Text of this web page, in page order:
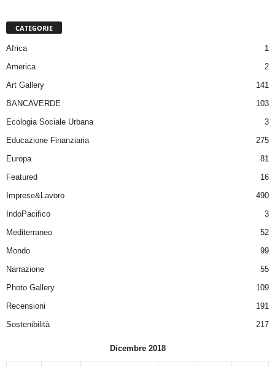
CATEGORIE
Africa
1
America
2
Art Gallery
141
BANCAVERDE
103
Ecologia Sociale Urbana
3
Educazione Finanziaria
275
Europa
81
Featured
16
Imprese&Lavoro
490
IndoPacifico
3
Mediterraneo
52
Mondo
99
Narrazione
55
Photo Gallery
109
Recensioni
191
Sostenibilità
217
Dicembre 2018